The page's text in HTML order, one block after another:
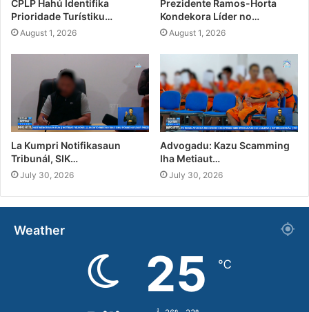
CPLP Hahú Identifika
Prioridade Turístiku…
August 1, 2026
Prezidente Ramos-Horta
Kondekora Líder no…
August 1, 2026
La Kumpri Notifikasaun
Tribunál, SIK…
July 30, 2026
Advogadu: Kazu Scamming
Iha Metiaut…
July 30, 2026
Weather
25 ℃